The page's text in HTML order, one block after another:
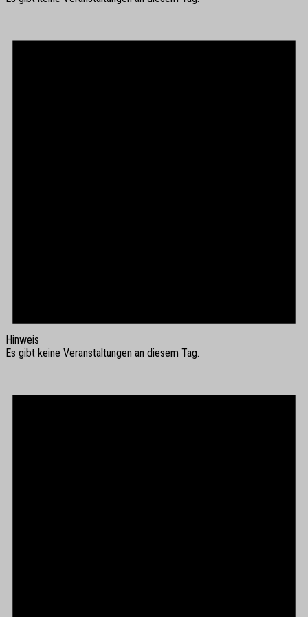
Hinweis
Es gibt keine Veranstaltungen an diesem Tag.